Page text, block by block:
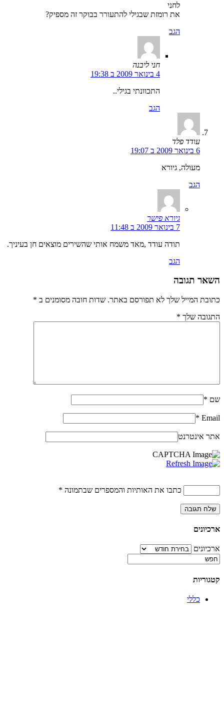
לחני
את רומזת שבגילי להתעורר בבוקר זה מספיק?
הגב
חני ליבנה
4 בינואר 2009 ב 19:38
התכוונתי בגילי..
הגב
עודד פלד
6 בינואר 2009 ב 19:07
מעולה, גיורא
הגב
גיורא פישר
7 בינואר 2009 ב 11:48
תודה עודד ,מאד משמח אותי שהשירים מוצאים חן בעיניך.
הגב
השאר תגובה
כתובת המייל שלך לא תפורסם באתר. שדות חובה מסומנים ב *
התגובה שלך *
שם *
Email
*
אתר אינטרנט
כתבו את האותיות והמספרים שבתמונה *
ארכיונים
ארכיונים
קטגוריות
כללי